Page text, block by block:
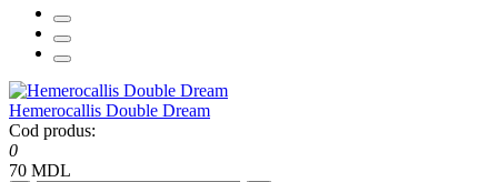
Hemerocallis Double Dream
Cod produs:
0
70 MDL